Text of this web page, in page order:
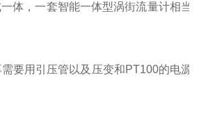
体，一套智能一体型涡街流量计相当
要用引压管以及压变和PT100的电源